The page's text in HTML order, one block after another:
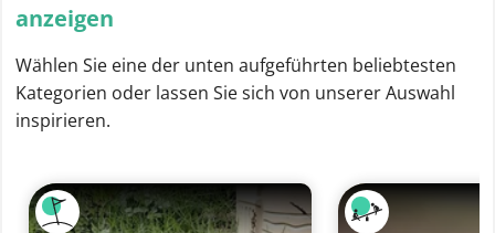
anzeigen
Wählen Sie eine der unten aufgeführten beliebtesten
Kategorien oder lassen Sie sich von unserer Auswahl
inspirieren.